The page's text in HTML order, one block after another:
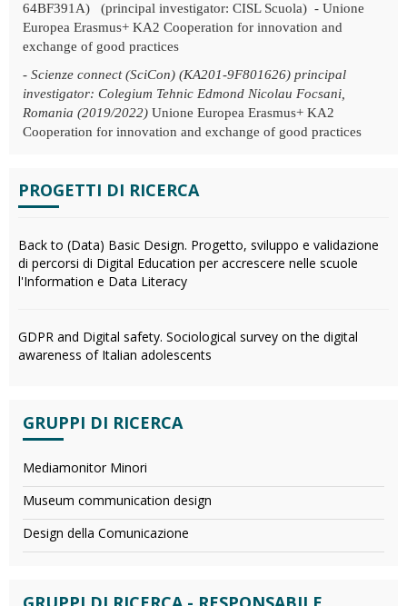
64BF391A) (principal investigator: CISL Scuola) - Unione
Europea Erasmus+ KA2 Cooperation for innovation and
exchange of good practices
- Scienze connect (SciCon) (KA201-9F801626) principal
investigator: Colegium Tehnic Edmond Nicolau Focsani,
Romania (2019/2022) Unione Europea Erasmus+ KA2
Cooperation for innovation and exchange of good practices
PROGETTI DI RICERCA
Back to (Data) Basic Design. Progetto, sviluppo e validazione
di percorsi di Digital Education per accrescere nelle scuole
l'Information e Data Literacy
GDPR and Digital safety. Sociological survey on the digital
awareness of Italian adolescents
GRUPPI DI RICERCA
Mediamonitor Minori
Museum communication design
Design della Comunicazione